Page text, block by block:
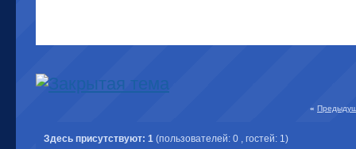
«
Здесь присутствуют: 1 (пользователей: 0 , гостей: 1)